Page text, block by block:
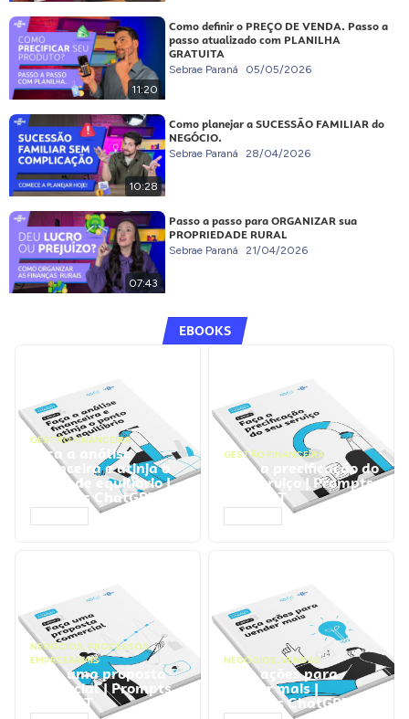
11:20
Como definir o PREÇO DE VENDA. Passo a
passo atualizado com PLANILHA
GRATUITA
Sebrae Paraná 05/05/2026
10:28
Como planejar a SUCESSÃO FAMILIAR do
NEGÓCIO.
Sebrae Paraná 28/04/2026
07:43
Passo a passo para ORGANIZAR sua
PROPRIEDADE RURAL
Sebrae Paraná 21/04/2026
EBOOKS
GESTÃO FINANCEIRA
Faça a análise
financeira e atinja o
ponto de equilíbrio |
Prompts ChatGPT
GESTÃO FINANCEIRA
Faça a precificação do
seu serviço | Prompts
ChatGPT
NEGÓCIOS, PROCESSOS
EMPRESARIAIS
Faça uma proposta
comercial | Prompts
ChatGPT
NEGÓCIOS, VENDAS
Faça ações para
vender mais |
Prompts ChatGPT